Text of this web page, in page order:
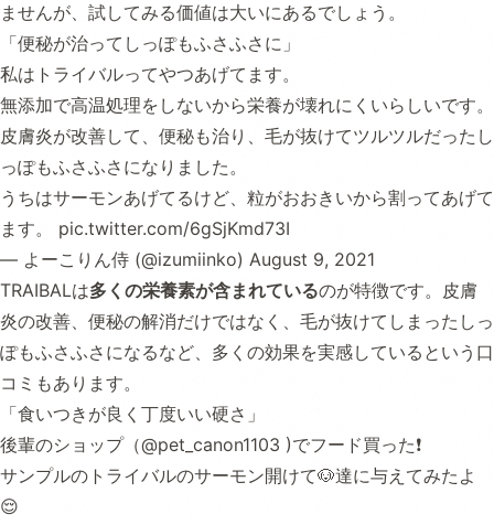
ませんが、試してみる価値は大いにあるでしょう。
「便秘が治ってしっぽもふさふさに」
私はトライバルってやつあげてます。
無添加で高温処理をしないから栄養が壊れにくいらしいです。
皮膚炎が改善して、便秘も治り、毛が抜けてツルツルだったし
っぽもふさふさになりました。
うちはサーモンあげてるけど、粒がおおきいから割ってあげて
ます。 pic.twitter.com/6gSjKmd73I
— よーこりん侍 (@izumiinko) August 9, 2021
TRAIBALは多くの栄養素が含まれているのが特徴です。皮膚
炎の改善、便秘の解消だけではなく、毛が抜けてしまったしっ
ぽもふさふさになるなど、多くの効果を実感しているという口
コミもあります。
「食いつきが良く丁度いい硬さ」
後輩のショップ（@pet_canon1103 )でフード買った❗️
サンプルのトライバルのサーモン開けて🐶達に与えてみたよ
😌